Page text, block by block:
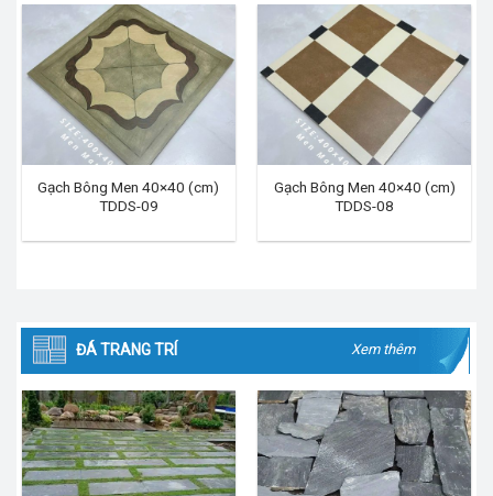
Gạch Bông Men 40×40 (cm)
TDDS-09
Gạch Bông Men 40×40 (cm)
TDDS-08
ĐÁ TRANG TRÍ Xem thêm